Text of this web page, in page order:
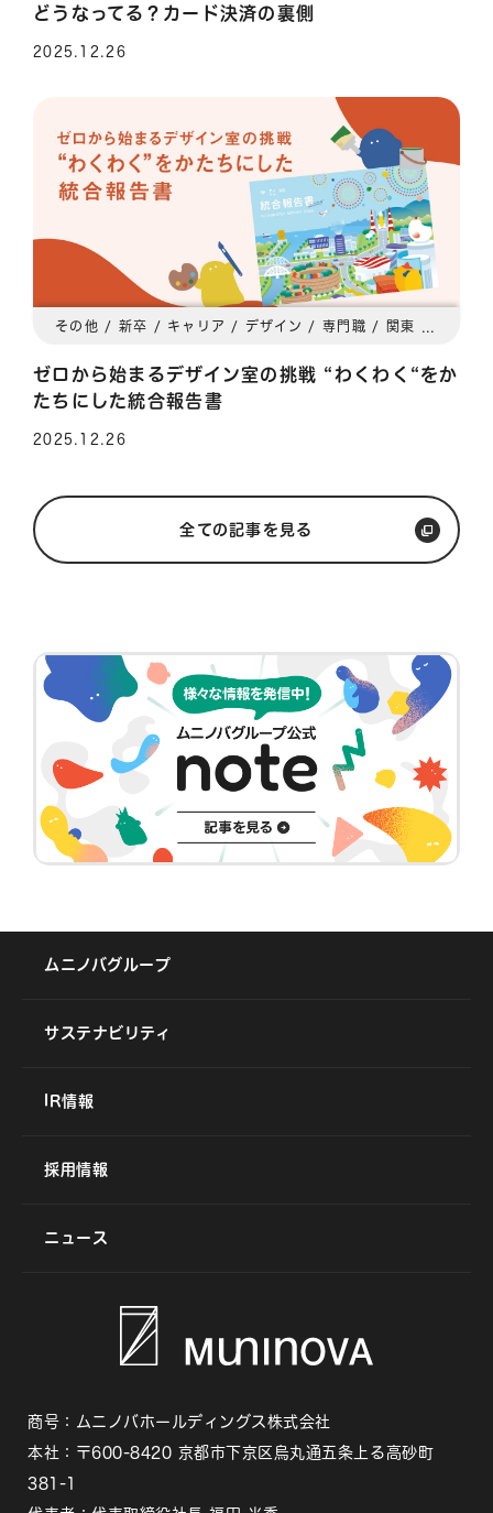
どうなってる？カード決済の裏側
2025.12.26
ゼロから始まるデザイン室の挑戦 “わくわく“をか
たちにした統合報告書
2025.12.26
全ての記事を見る
ムニノバグループ
サステナビリティ
IR情報
採用情報
ニュース
商号：ムニノバホールディングス株式会社
本社：〒600-8420 京都市下京区烏丸通五条上る高砂町
381-1